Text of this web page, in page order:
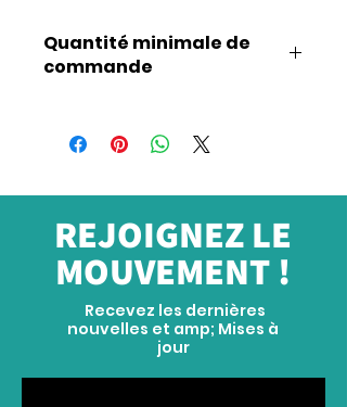
Quantité minimale de
commande
REJOIGNEZ LE
MOUVEMENT !
Recevez les dernières
nouvelles et amp; Mises à
jour